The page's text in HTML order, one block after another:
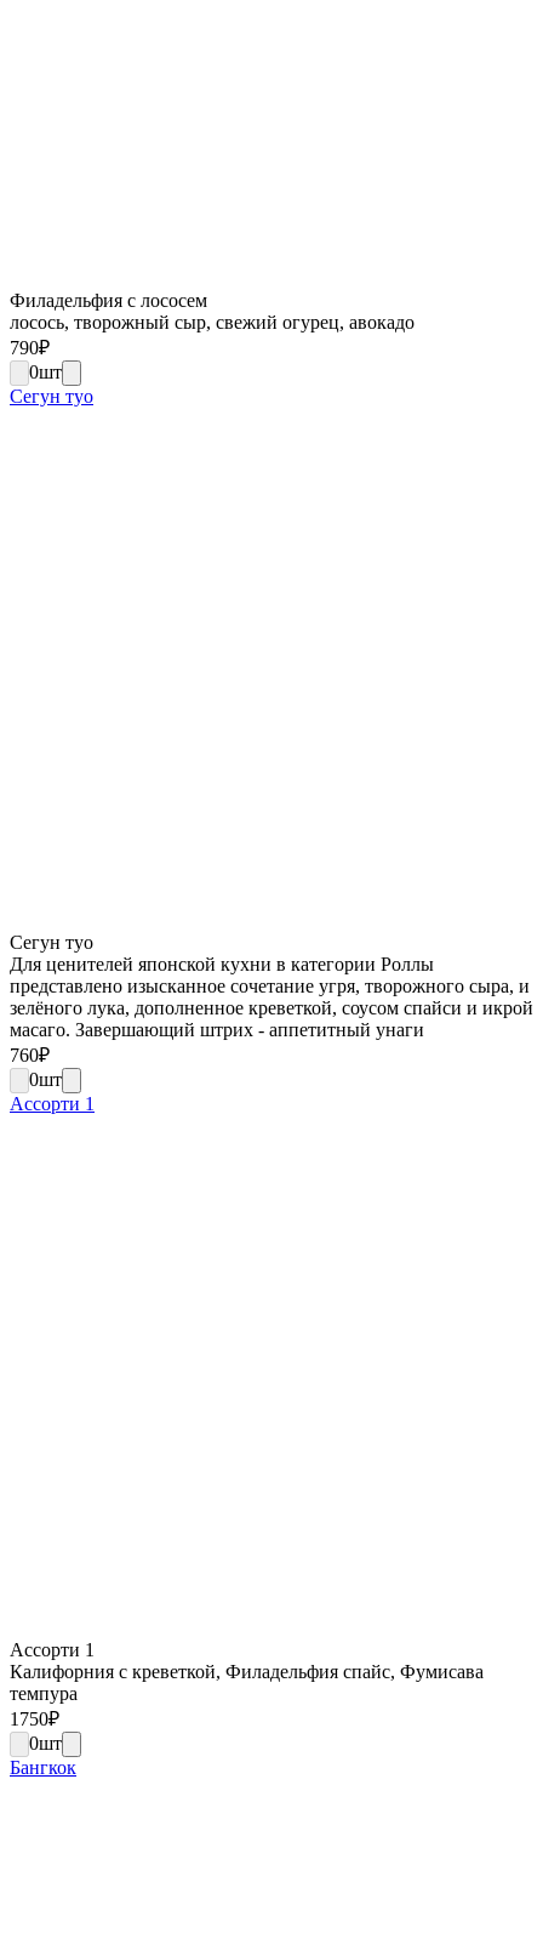
Филадельфия с лососем
лосось, творожный сыр, свежий огурец, авокадо
790₽
0шт
Сегун туо
Сегун туо
Для ценителей японской кухни в категории Роллы
представлено изысканное сочетание угря, творожного сыра, и
зелёного лука, дополненное креветкой, соусом спайси и икрой
масаго. Завершающий штрих - аппетитный унаги
760₽
0шт
Ассорти 1
Ассорти 1
Калифорния с креветкой, Филадельфия спайс, Фумисава
темпура
1750₽
0шт
Бангкок